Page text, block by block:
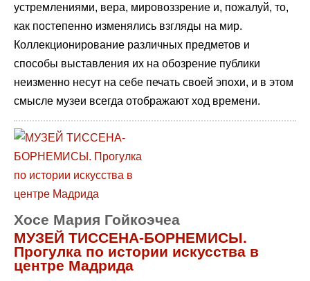
устремлениями, вера, мировоззрение и, пожалуй, то,
как постепенно изменялись взгляды на мир.
Коллекционирование различных предметов и
способы выставления их на обозрение публики
неизменно несут на себе печать своей эпохи, и в этом
смысле музеи всегда отображают ход времени.
Хосе Мария Гойкоэчеа
МУЗЕЙ ТИССЕНА-БОРНЕМИСЫ.
Прогулка по истории искусства в
центре Мадрида